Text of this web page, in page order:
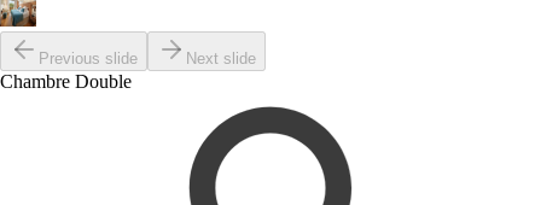
Previous slide Next slide
Chambre Double